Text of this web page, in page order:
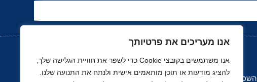
אנו מעריכים את פרטיותך
אנו משתמשים בקובצי Cookie כדי לשפר את חוויית הגלישה שלך,
להציג מודעות או תוכן מותאמים אישית ולנתח את התנועה שלנו.
השכלה וחינוך רכב, תעופה ותחבורה